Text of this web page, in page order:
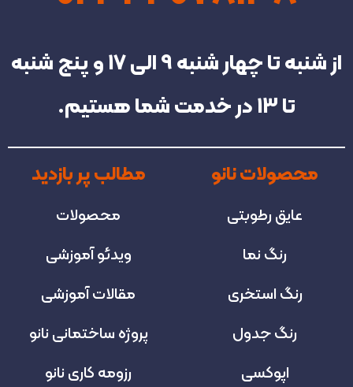
از شنبه تا چهار شنبه‌ 9 الی 17 و پنج شنبه
تا 13 در خدمت شما هستیم.
محصولات نانو
عایق رطوبتی
رنگ نما
رنگ استخری
رنگ جدول
اپوکسی
مطالب پر بازدید
محصولات
ویدئو آموزشی
مقالات آموزشی
پروژه‌ ساختمانی نانو
رزومه کاری نانو